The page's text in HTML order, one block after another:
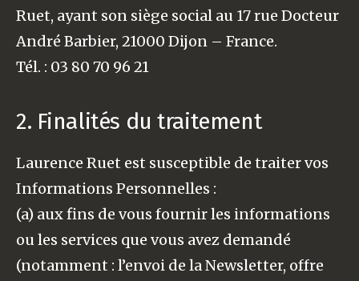
Ruet, ayant son siège social au 17 rue Docteur
André Barbier, 21000 Dijon – France.
Tél. : 03 80 70 96 21
2. Finalités du traitement
Laurence Ruet est susceptible de traiter vos
Informations Personnelles :
(a) aux fins de vous fournir les informations
ou les services que vous avez demandé
(notamment : l’envoi de la Newsletter, offre